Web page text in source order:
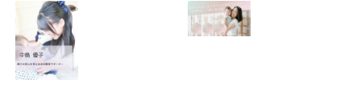
2026.01.11 2026.01.08